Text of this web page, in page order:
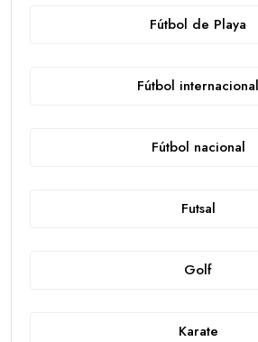
Fútbol de Playa
Fútbol internacional
Fútbol nacional
Futsal
Golf
Karate